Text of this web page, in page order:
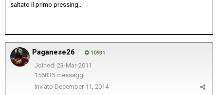
saltato il primo pressing...
Paganese26 10931
Joined: 23-Mar-2011
156835 messaggi
Inviato December 11, 2014